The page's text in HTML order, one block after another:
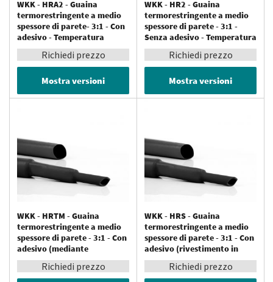
WKK - HRA2 - Guaina
termorestringente a medio
spessore di parete- 3:1 - Con
adesivo - Temperatura
operativa fino a 110 °C
Richiedi prezzo
Mostra versioni
WKK - HR2 - Guaina
termorestringente a medio
spessore di parete - 3:1 -
Senza adesivo - Temperatura
operativa fino a 110 °C
Richiedi prezzo
Mostra versioni
WKK - HRTM - Guaina
termorestringente a medio
spessore di parete - 3:1 - Con
adesivo (mediante
coestrusione) - Temperatura
di servizio fino a 110 °C
Richiedi prezzo
WKK - HRS - Guaina
termorestringente a medio
spessore di parete - 3:1 - Con
adesivo (rivestimento in
mastice) - Temperatura
operativa fino a 110 °C
Richiedi prezzo